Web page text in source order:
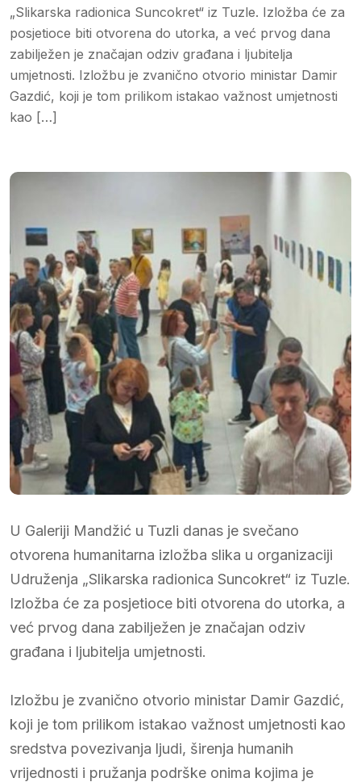
„Slikarska radionica Suncokret“ iz Tuzle. Izložba će za
posjetioce biti otvorena do utorka, a već prvog dana
zabilježen je značajan odziv građana i ljubitelja
umjetnosti. Izložbu je zvanično otvorio ministar Damir
Gazdić, koji je tom prilikom istakao važnost umjetnosti
kao […]
U Galeriji Mandžić u Tuzli danas je svečano
otvorena humanitarna izložba slika u organizaciji
Udruženja „Slikarska radionica Suncokret“ iz Tuzle.
Izložba će za posjetioce biti otvorena do utorka, a
već prvog dana zabilježen je značajan odziv
građana i ljubitelja umjetnosti.
Izložbu je zvanično otvorio ministar Damir Gazdić,
koji je tom prilikom istakao važnost umjetnosti kao
sredstva povezivanja ljudi, širenja humanih
vrijednosti i pružanja podrške onima kojima je